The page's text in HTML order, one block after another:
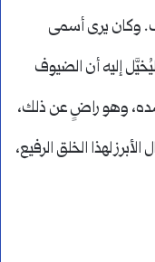
وكان يرى أسمى
إليه أن الضيوف
وهو راضٍ عن ذلك،
لهذا الخلق الرفيع،